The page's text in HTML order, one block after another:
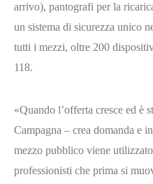
arrivo), pantografi per la
un sistema di sicurezza unico
tutti i mezzi, oltre 200
118.
«Quando l’offerta cresce ed è
Campagna – crea domanda e
mezzo pubblico viene
professionisti che prima si